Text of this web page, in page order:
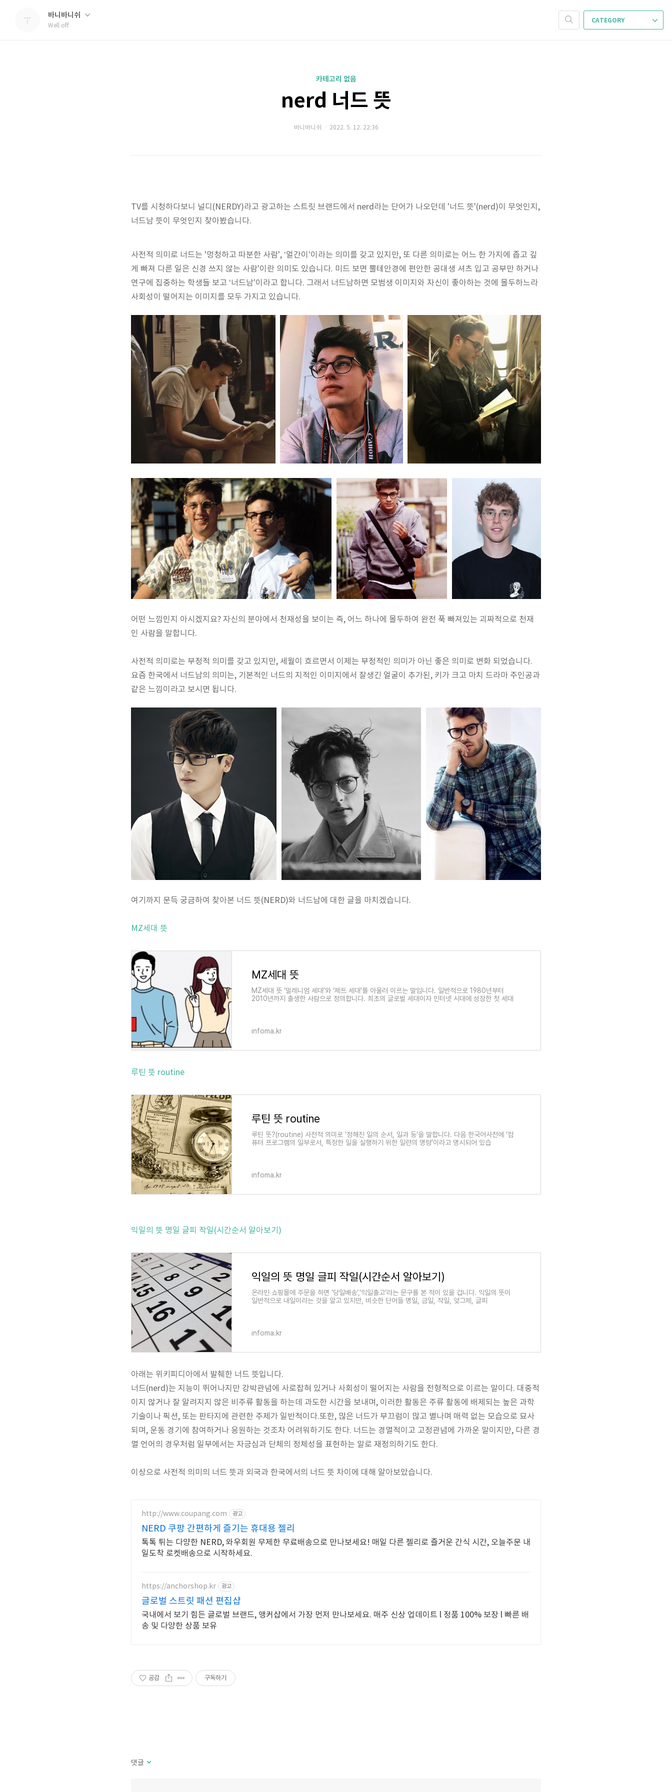
바니바니쉬
Well off
CATEGORY
카테고리 없음
nerd 너드 뜻
바니바니쉬 2022. 5. 12. 22:36
TV를 시청하다보니 널디(NERDY)라고 광고하는 스트릿 브랜드에서 nerd라는 단어가 나오던데 '너드 뜻'(nerd)이 무엇인지,
너드남 뜻이 무엇인지 찾아봤습니다.
사전적 의미로 너드는 '멍청하고 따분한 사람', ‘얼간이’이라는 의미를 갖고 있지만, 또 다른 의미로는 어느 한 가지에 좁고 깊
게 빠져 다른 일은 신경 쓰지 않는 사람'이란 의미도 있습니다. 미드 보면 뿔테안경에 편안한 공대생 셔츠 입고 공부만 하거나
연구에 집중하는 학생들 보고 ‘너드남'이라고 합니다. 그래서 너드남하면 모범생 이미지와 자신이 좋아하는 것에 몰두하느라
사회성이 떨어지는 이미지를 모두 가지고 있습니다.
어떤 느낌인지 아시겠지요? 자신의 분야에서 천재성을 보이는 즉, 어느 하나에 몰두하여 완전 푹 빠져있는 괴짜적으로 천재
인 사람을 말합니다.
사전적 의미로는 부정적 의미를 갖고 있지만, 세월이 흐르면서 이제는 부정적인 의미가 아닌 좋은 의미로 변화 되었습니다.
요즘 한국에서 너드남의 의미는, 기본적인 너드의 지적인 이미지에서 잘생긴 얼굴이 추가된, 키가 크고 마치 드라마 주인공과
같은 느낌이라고 보시면 됩니다.
여기까지 문득 궁금하여 찾아본 너드 뜻(NERD)와 너드남에 대한 글을 마치겠습니다.
MZ세대 뜻
MZ세대 뜻
MZ세대 뜻 ‘밀레니엄 세대’와 ‘제트 세대’를 아울러 이르는 말입니다. 일반적으로 1980년부터
2010년까지 출생한 사람으로 정의합니다. 최초의 글로벌 세대이자 인터넷 시대에 성장한 첫 세대
infoma.kr
루틴 뜻 routine
루틴 뜻 routine
루틴 뜻?(routine) ​사전적 의미로 '정해진 일의 순서, 일과 등’을 말합니다. 다음 한국어사전에 ‘컴
퓨터 프로그램의 일부로서, 특정한 일을 실행하기 위한 일련의 명령’이라고 명시되어 있습
infoma.kr
익일의 뜻 명일 글피 작일(시간순서 알아보기)
익일의 뜻 명일 글피 작일(시간순서 알아보기)
온라인 쇼핑몰에 주문을 하면 ‘당일배송’,'익일출고’라는 문구를 본 적이 있을 겁니다. 익일의 뜻이
일반적으로 내일이라는 것을 알고 있지만, 비슷한 단어들 명일, 금일, 작일, 엊그제, 글피
infoma.kr
아래는 위키피디아에서 발췌한 너드 뜻입니다.
너드(nerd)는 지능이 뛰어나지만 강박관념에 사로잡혀 있거나 사회성이 떨어지는 사람을 전형적으로 이르는 말이다. 대중적
이지 않거나 잘 알려지지 않은 비주류 활동을 하는데 과도한 시간을 보내며, 이러한 활동은 주류 활동에 배제되는 높은 과학
기술이나 픽션, 또는 판타지에 관련한 주제가 일반적이다.또한, 많은 너드가 부끄럼이 많고 별나며 매력 없는 모습으로 묘사
되며, 운동 경기에 참여하거나 응원하는 것조차 어려워하기도 한다. 너드는 경멸적이고 고정관념에 가까운 말이지만, 다른 경
멸 언어의 경우처럼 일부에서는 자긍심과 단체의 정체성을 표현하는 말로 재정의하기도 한다.
이상으로 사전적 의미의 너드 뜻과 외국과 한국에서의 너드 뜻 차이에 대해 알아보았습니다.
http://www.coupang.com 광고
NERD 쿠팡 간편하게 즐기는 휴대용 젤리
톡톡 튀는 다양한 NERD, 와우회원 무제한 무료배송으로 만나보세요! 매일 다른 젤리로 즐거운 간식 시간, 오늘주문 내
일도착 로켓배송으로 시작하세요.
https://anchorshop.kr 광고
글로벌 스트릿 패션 편집샵
국내에서 보기 힘든 글로벌 브랜드, 앵커샵에서 가장 먼저 만나보세요. 매주 신상 업데이트 l 정품 100% 보장 l 빠른 배
송 및 다양한 상품 보유
공감 구독하기
댓글